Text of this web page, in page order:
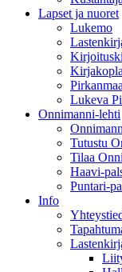
Lapset ja nuoret
Lukemo
Kirjakopla
Lukeva
Onnimanni-lehti
Tutustu
Tilaa
Haavi-
Puntari-
Info